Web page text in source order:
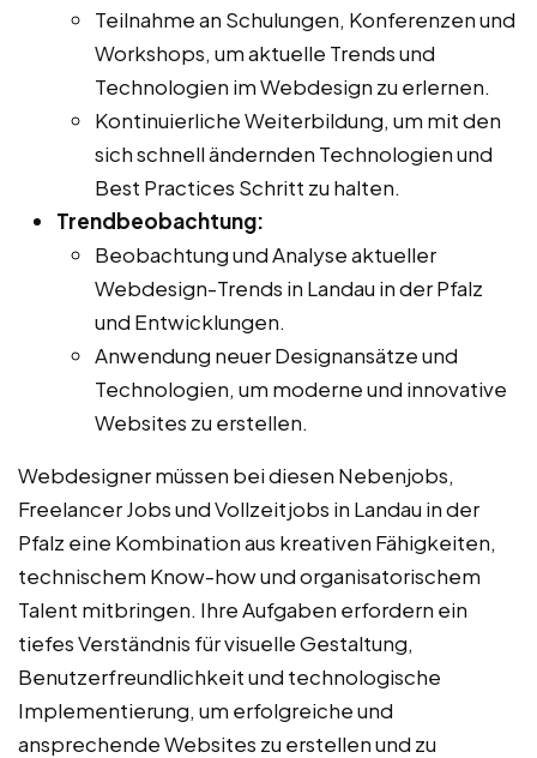
Teilnahme an Schulungen, Konferenzen und
Workshops, um aktuelle Trends und
Technologien im Webdesign zu erlernen.
Kontinuierliche Weiterbildung, um mit den
sich schnell ändernden Technologien und
Best Practices Schritt zu halten.
Trendbeobachtung:
Beobachtung und Analyse aktueller
Webdesign-Trends in Landau in der Pfalz
und Entwicklungen.
Anwendung neuer Designansätze und
Technologien, um moderne und innovative
Websites zu erstellen.
Webdesigner müssen bei diesen Nebenjobs,
Freelancer Jobs und Vollzeitjobs in Landau in der
Pfalz eine Kombination aus kreativen Fähigkeiten,
technischem Know-how und organisatorischem
Talent mitbringen. Ihre Aufgaben erfordern ein
tiefes Verständnis für visuelle Gestaltung,
Benutzerfreundlichkeit und technologische
Implementierung, um erfolgreiche und
ansprechende Websites zu erstellen und zu